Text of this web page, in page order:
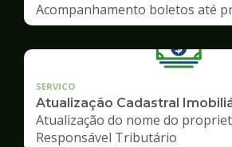
Acompanhamento boletos até
SERVICO
Atualização Cadastral
Atualização do nome do
Responsável Tributário